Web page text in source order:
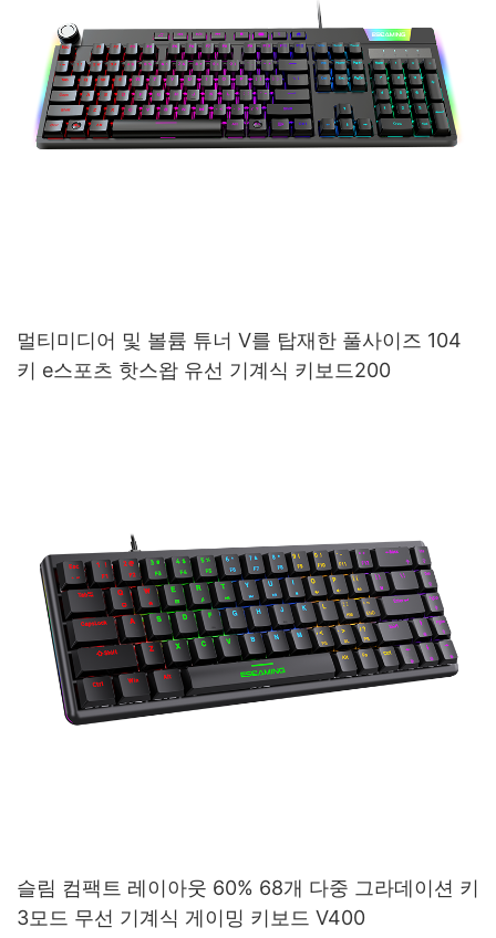
멀티미디어 및 볼륨 튜너 V를 탑재한 풀사이즈 104
키 e스포츠 핫스왑 유선 기계식 키보드200
슬림 컴팩트 레이아웃 60% 68개 다중 그라데이션 키
3모드 무선 기계식 게이밍 키보드 V400